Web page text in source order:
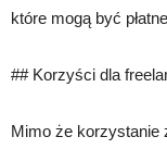
które mogą być
## Korzyści dla
Mimo że korzystanie